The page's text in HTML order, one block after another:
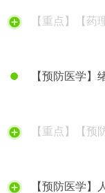
【重点】【药
【预防医学】
【重点】【预
【预防医学】